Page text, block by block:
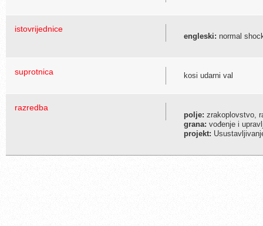
istovrijednice
engleski: normal
suprotnica kosi udarni val
razredba
polje: zrakoplovstvo,
grana: vođenje i
projekt: